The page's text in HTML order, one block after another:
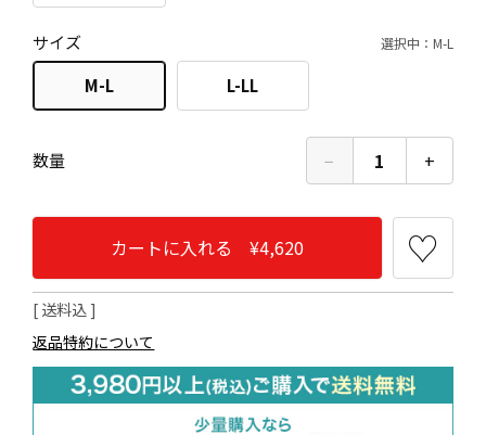
サイズ 選択中：M-L
M-L L-LL
数量 − 1 +
カートに入れる ¥4,620
送料込
返品特約について